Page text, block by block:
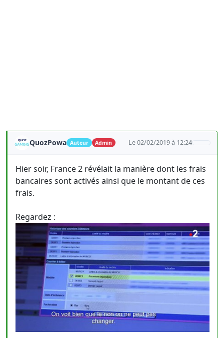
QuozPowa Auteur Admin Le 02/02/2019 à 12:24
Hier soir, France 2 révélait la manière dont les frais
bancaires sont activés ainsi que le montant de ces
frais.
Regardez :